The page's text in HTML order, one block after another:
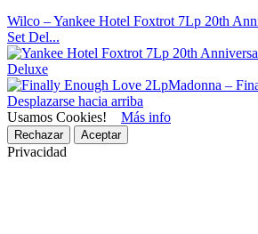
Wilco – Yankee Hotel Foxtrot 7Lp 20th
Set Del...
Madonna –
Desplazarse hacia arriba
Usamos Cookies! Más info
Rechazar Aceptar
Privacidad